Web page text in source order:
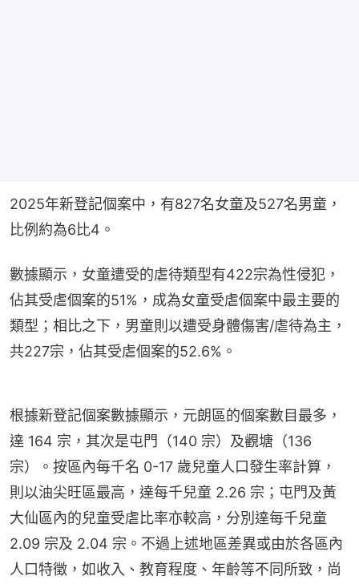
2025年新登記個案中，有827名女童及527名男童，
比例約為6比4。
數據顯示，女童遭受的虐待類型有422宗為性侵犯，
佔其受虐個案的51%，成為女童受虐個案中最主要的
類型；相比之下，男童則以遭受身體傷害/虐待為主，
共227宗，佔其受虐個案的52.6%。
根據新登記個案數據顯示，元朗區的個案數目最多，
達 164 宗，其次是屯門（140 宗）及觀塘（136
宗）。按區內每千名 0-17 歲兒童人口發生率計算，
則以油尖旺區最高，達每千兒童 2.26 宗；屯門及黃
大仙區內的兒童受虐比率亦較高，分別達每千兒童
2.09 宗及 2.04 宗。不過上述地區差異或由於各區內
人口特徵，如收入、教育程度、年齡等不同所致，尚